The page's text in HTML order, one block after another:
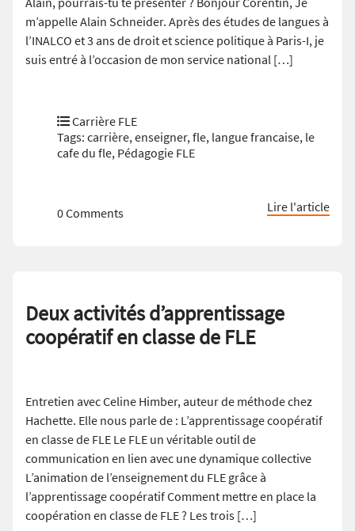
m’appelle Alain Schneider. Après des études de langues à
l’INALCO et 3 ans de droit et science politique à Paris-I, je
suis entré à l’occasion de mon service national […]
Carrière FLE
Tags: carrière,enseigner,fle, langue francaise, le
cafe du fle, Pédagogie FLE
0 Comments Lire l'article
Deux activités d’apprentissage
coopératif en classe de FLE
Entretien avec Celine Himber, auteur de méthode chez
Hachette. Elle nous parle de : L’apprentissage coopératif
en classe de FLE Le FLE un véritable outil de
communication en lien avec une dynamique collective
L’animation de l’enseignement du FLE grâce à
l’apprentissage coopératif Comment mettre en place la
coopération en classe de FLE ? Les trois […]